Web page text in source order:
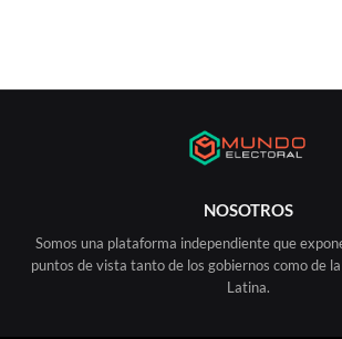
NOSOTROS
Somos una plataforma independiente que
puntos de vista tanto de los gobiernos como de
Latina.